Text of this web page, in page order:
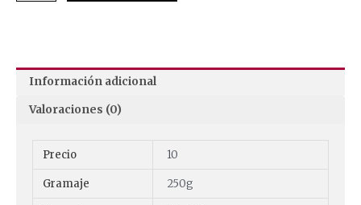
Información adicional
Valoraciones (0)
Precio 10
Gramaje 250g